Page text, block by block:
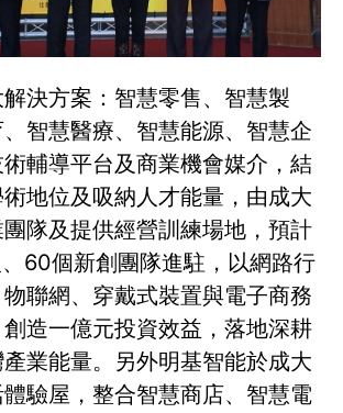
決方案：智慧零售、智慧製
智慧醫療、智慧能源、智慧企
輔導平台及商業機會媒介，結
地位及吸納人才能量，由成大
隊及提供經營訓練場地，預計
60個新創團隊進駐，以網路行
聯網、穿戴式裝置與電子商務
造一億元投資效益，落地深耕
業能量。另外明基智能於成大
驗屋，整合智慧商店、智慧電